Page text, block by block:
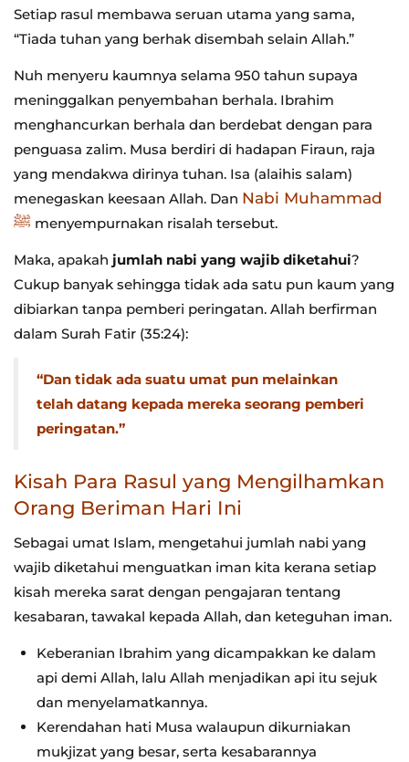
Setiap rasul membawa seruan utama yang sama,
“Tiada tuhan yang berhak disembah selain Allah.”
Nuh menyeru kaumnya selama 950 tahun supaya
meninggalkan penyembahan berhala. Ibrahim
menghancurkan berhala dan berdebat dengan para
penguasa zalim. Musa berdiri di hadapan Firaun, raja
yang mendakwa dirinya tuhan. Isa (alaihis salam)
menegaskan keesaan Allah. Dan Nabi Muhammad
ﷺ menyempurnakan risalah tersebut.
Maka, apakah jumlah nabi yang wajib diketahui?
Cukup banyak sehingga tidak ada satu pun kaum yang
dibiarkan tanpa pemberi peringatan. Allah berfirman
dalam Surah Fatir (35:24):
“Dan tidak ada suatu umat pun melainkan
telah datang kepada mereka seorang pemberi
peringatan.”
Kisah Para Rasul yang Mengilhamkan
Orang Beriman Hari Ini
Sebagai umat Islam, mengetahui jumlah nabi yang
wajib diketahui menguatkan iman kita kerana setiap
kisah mereka sarat dengan pengajaran tentang
kesabaran, tawakal kepada Allah, dan keteguhan iman.
Keberanian Ibrahim yang dicampakkan ke dalam
api demi Allah, lalu Allah menjadikan api itu sejuk
dan menyelamatkannya.
Kerendahan hati Musa walaupun dikurniakan
mukjizat yang besar, serta kesabarannya